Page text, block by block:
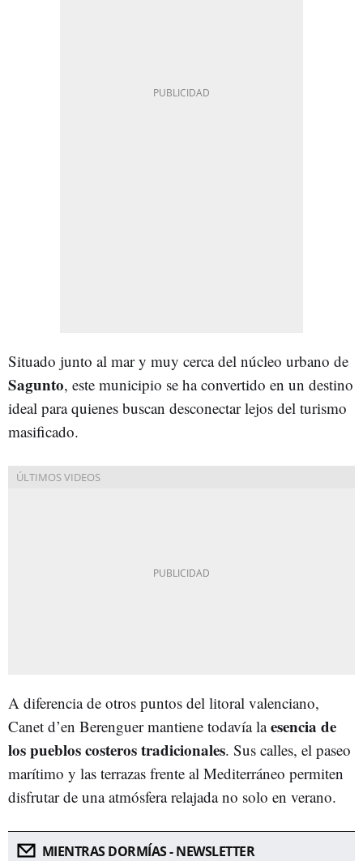
Situado junto al mar y muy cerca del núcleo urbano de
Sagunto, este municipio se ha convertido en un destino
ideal para quienes buscan desconectar lejos del turismo
masificado.
A diferencia de otros puntos del litoral valenciano,
Canet d’en Berenguer mantiene todavía laesencia de
los pueblos costeros tradicionales. Sus calles, el paseo
marítimo y las terrazas frente al Mediterráneo permiten
disfrutar de una atmósfera relajada no solo en verano.
MIENTRAS DORMÍAS - NEWSLETTER